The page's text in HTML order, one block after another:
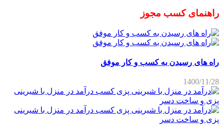
راهنمای کسب مجوز
راه های رسیدن به کسب و کار موفق
1400/11/28